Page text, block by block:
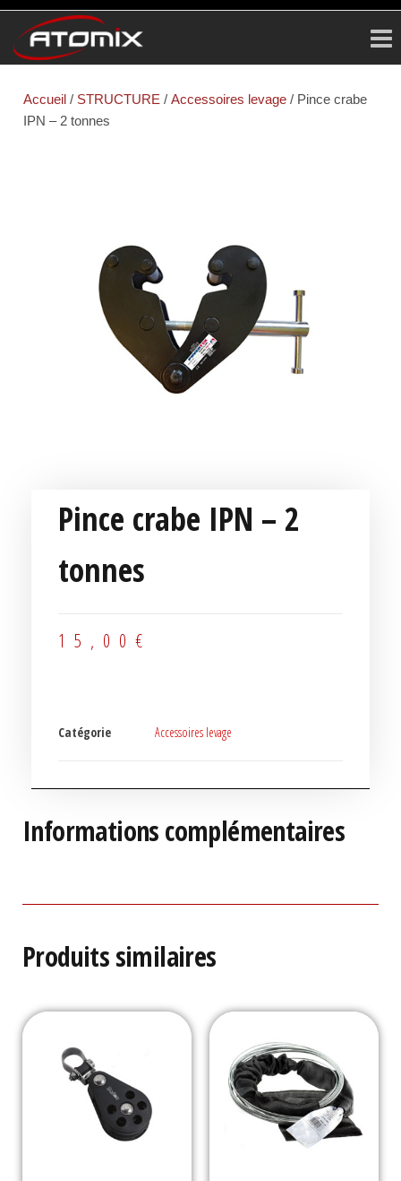
Accueil / STRUCTURE / Accessoires levage / Pince crabe
IPN – 2 tonnes
Pince crabe IPN – 2
tonnes
15,00 €
Catégorie Accessoires levage
Informations complémentaires
Produits similaires